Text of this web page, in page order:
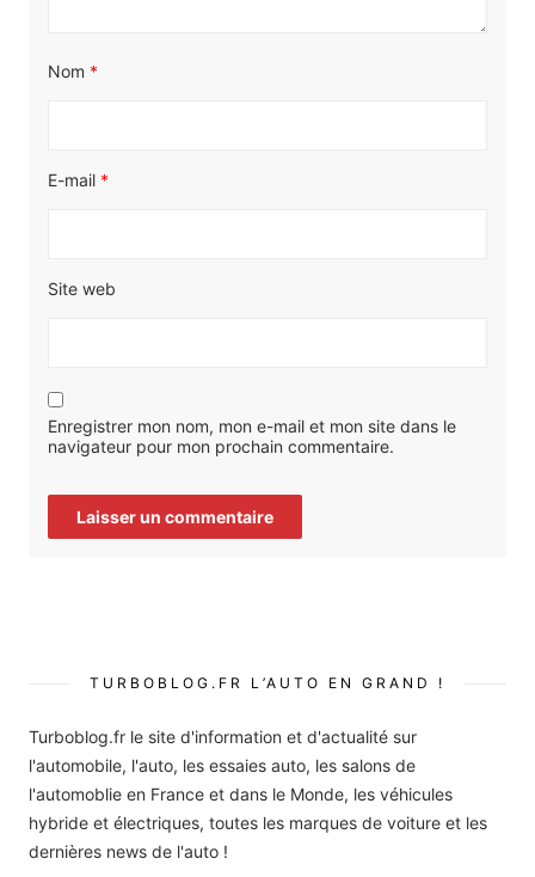
Nom *
E-mail *
Site web
Enregistrer mon nom, mon e-mail et mon site dans le
navigateur pour mon prochain commentaire.
TURBOBLOG.FR L’AUTO EN GRAND !
Turboblog.fr le site d'information et d'actualité sur
l'automobile, l'auto, les essaies auto, les salons de
l'automoblie en France et dans le Monde, les véhicules
hybride et électriques, toutes les marques de voiture et les
dernières news de l'auto !